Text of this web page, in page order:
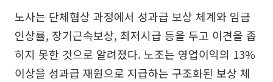
노사는 단체협상 과정에서 성과급 보상 체계와 임금
인상률, 장기근속보상, 최저시급 등을 두고 이견을 좁
히지 못한 것으로 알려졌다. 노조는 영업이익의 13%
이상을 성과급 재원으로 지급하는 구조화된 보상 체